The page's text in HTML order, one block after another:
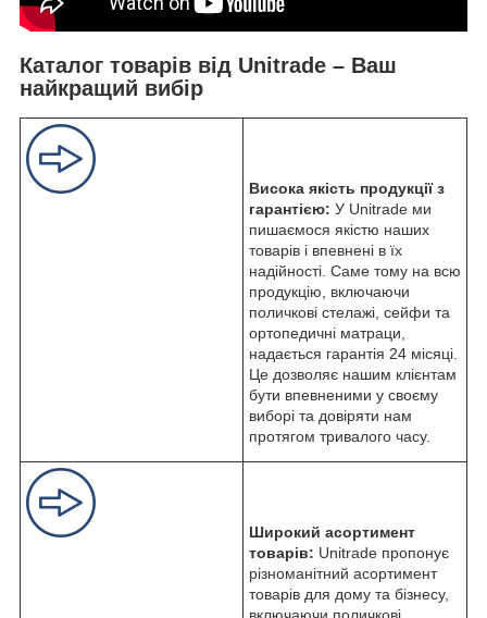
Каталог товарів від Unitrade – Ваш
найкращий вибір
Висока якість продукції з
гарантією: У Unitrade ми
пишаємося якістю наших
товарів і впевнені в їх
надійності. Саме тому на всю
продукцію, включаючи
поличкові стелажі, сейфи та
ортопедичні матраци,
надається гарантія 24 місяці.
Це дозволяє нашим клієнтам
бути впевненими у своєму
виборі та довіряти нам
протягом тривалого часу.
Широкий асортимент
товарів: Unitrade пропонує
різноманітний асортимент
товарів для дому та бізнесу,